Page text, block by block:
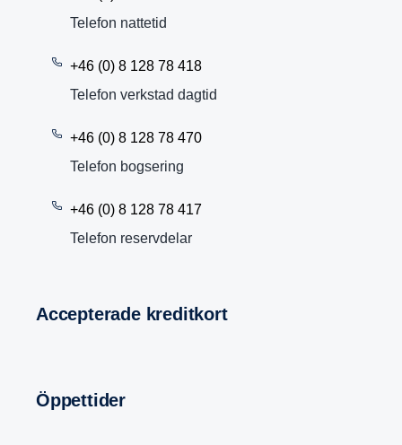
Telefon nattetid
+46 (0) 8 128 78 418
Telefon verkstad dagtid
+46 (0) 8 128 78 470
Telefon bogsering
+46 (0) 8 128 78 417
Telefon reservdelar
Accep­te­rade kredit­kort
Öppet­tider